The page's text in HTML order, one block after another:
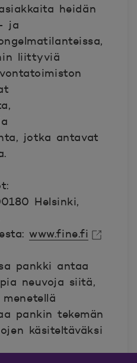
heidän
ja
liittyviä
jotka antavat
Helsinki,
www.fine.fi
pankki antaa
neuvoja siitä,
pankin tekemän
käsiteltäväksi